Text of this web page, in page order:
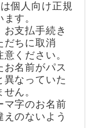
個人向け正規
す。
支払手続き
だちに取消
ください。
名前がパス
異なっていた
ん。
マ字のお名前
のないよう